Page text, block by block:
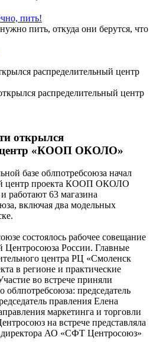
пить, откуда они берутся, что
распределительный центр
открылся
центр «КООП ОКОЛО»
базе облпотребсоюза начал
центр проекта КООП ОКОЛО
работают 63 магазина
включая два модельных
состоялось рабочее совещание
Центросоюза России. Главные
центра РЦ «Смоленск
в регионе и практические
во встрече приняли
облпотребсоюза: председатель
правления Елена
маркетинга и торговли
на встрече представляла
директора АО «СФТ Центросоюз»